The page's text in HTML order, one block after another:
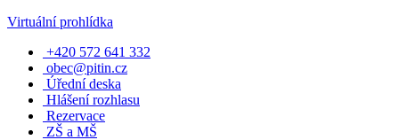
Virtuální prohlídka
+420 572 641 332
obec@pitin.cz
Úřední deska
Hlášení rozhlasu
Rezervace
ZŠ a MŠ